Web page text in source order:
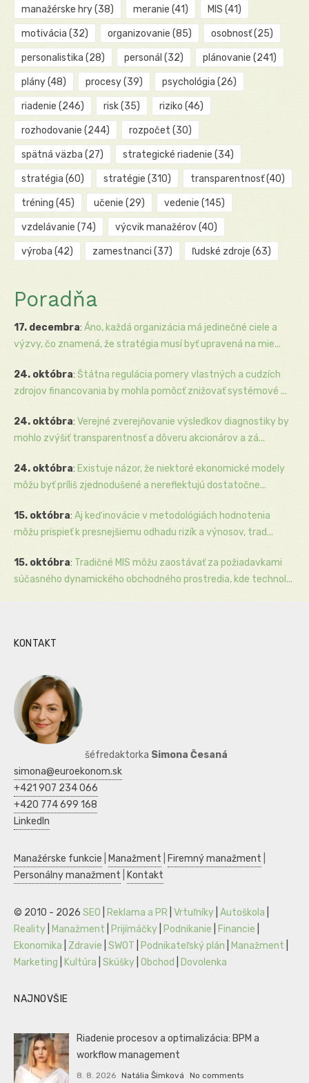
manažérske hry(38) meranie (41) MIS (41)
motivácia (32) organizovanie (85) osobnosť(25)
personalistika (28) personál (32) plánovanie (241)
plány(48) procesy(39) psychológia (26)
riadenie (246) risk(35) riziko (46)
rozhodovanie (244) rozpočet (30)
spätná väzba (27) strategické riadenie (34)
stratégia (60) stratégie (310) transparentnosť(40)
tréning (45) učenie (29) vedenie (145)
vzdelávanie (74) výcvik manažérov(40)
výroba (42) zamestnanci (37) ľudské zdroje (63)
Poradňa
17. decembra: Áno, každá organizácia má jedinečné ciele a
výzvy, čo znamená, že stratégia musí byť upravená na mie...
24. októbra: Štátna regulácia pomery vlastných a cudzích
zdrojov financovania by mohla pomôcť znižovať systémové ...
24. októbra: Verejné zverejňovanie výsledkov diagnostiky by
mohlo zvýšiť transparentnosť a dôveru akcionárov a zá...
24. októbra: Existuje názor, že niektoré ekonomické modely
môžu byť príliš zjednodušené a nereflektujú dostatočne...
15. októbra: Aj keď inovácie v metodológiách hodnotenia
môžu prispieť k presnejšiemu odhadu rizík a výnosov, trad...
15. októbra: Tradičné MIS môžu zaostávať za požiadavkami
súčasného dynamického obchodného prostredia, kde technol...
KONTAKT
šéfredaktorka Simona Česaná
simona@euroekonom.sk
+421 907 234 066
+420 774 699 168
LinkedIn
Manažérske funkcie Manažment Firemný manažment
Personálny manažment
Kontakt
© 2010 - 2026 SEO Reklama a PR Vrtuľníky Autoškola
Reality
Manažment Prijímáčky Podnikanie Financie
Ekonomika
Zdravie SWOT Podnikateľský plán Manažment
Marketing
Kultúra Skúšky Obchod Dovolenka
NAJNOVŠIE
Riadenie procesov a optimalizácia: BPM a
workflow management
8. 8. 2026 Natália Šimková No comments